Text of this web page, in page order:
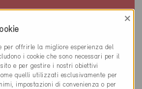
Scuole
×
per offrirle la migliore esperienza del
i cookie che sono necessari per il
e per gestire i nostri obiettivi
quelli utilizzati esclusivamente per
impostazioni di convenienza o per